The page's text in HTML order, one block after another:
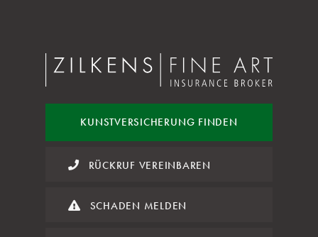
KUNSTVERSICHERUNG FINDEN
RÜCKRUF VEREINBAREN
SCHADEN MELDEN